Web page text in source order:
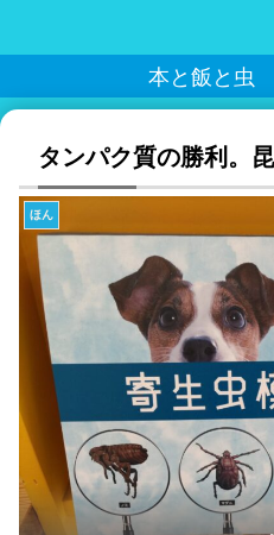
本と飯と虫
タンパク質の勝利。
ほん